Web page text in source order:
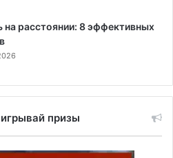
на расстоянии: 8 эффективных
призы